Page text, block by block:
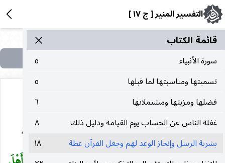
التفسير المنير [ ج ١٧ ]
قائمة الکتاب
سورة الأنبياء
٥
تسميتها ومناسبتها لما قبلها
٥
فضلها ومزيتها ومشتملاتها
٦
غفلة الناس عن الحساب يوم القيامة ودليل ذلك
٨
بشرية الرسل وإنجاز الوعد لهم وجعل القرآن عظة
١٨
بشرية الرسل وإنجاز الوعد لهم وجعل القرآن عظة